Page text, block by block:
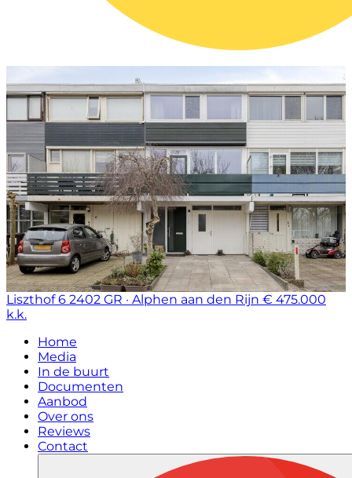
Liszthof 6 2402 GR · Alphen aan den Rijn € 475.000
k.k.
Home
Media
In de buurt
Documenten
Aanbod
Over ons
Reviews
Contact